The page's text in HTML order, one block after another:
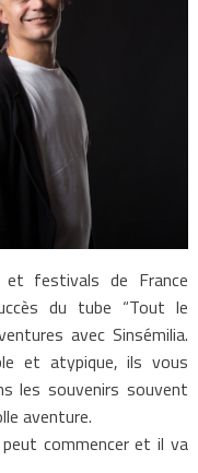
et festivals de France
du tube “Tout le
avec Sinsémilia.
et atypique, ils vous
les souvenirs souvent
aventure.
commencer et il va